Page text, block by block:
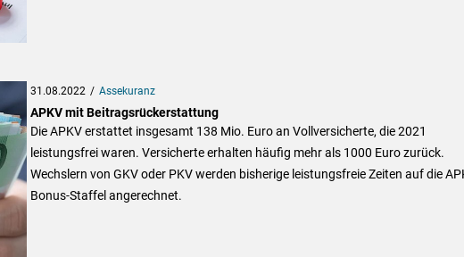
31.08.2022 Assekuranz
APKV mit Beitragsrückerstattung
Die APKV erstattet insgesamt 138 Mio. Euro an Vollversicherte, die 2021
leistungsfrei waren. Versicherte erhalten häufig mehr als 1000 Euro zurück.
Wechslern von GKV oder PKV werden bisherige leistungsfreie Zeiten auf die
Bonus-Staffel angerechnet.